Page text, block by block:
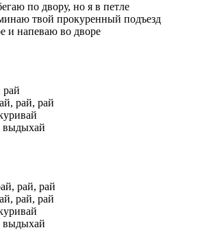
по двору, но я в петле
твой прокуренный подъезд
и напеваю во дворе
рай
рай, рай
выдыхай
рай, рай
рай, рай
выдыхай